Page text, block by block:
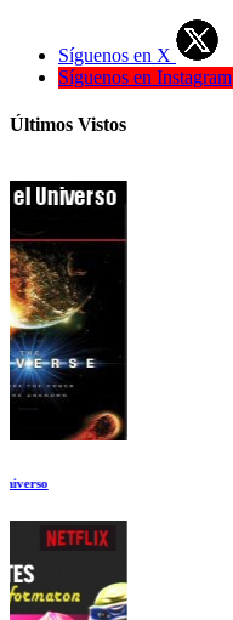
Síguenos en X
Síguenos en Instagram
Últimos Vistos